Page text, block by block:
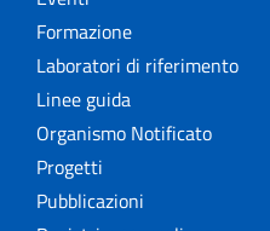
Formazione
Laboratori di riferimento
Linee guida
Organismo Notificato
Progetti
Pubblicazioni